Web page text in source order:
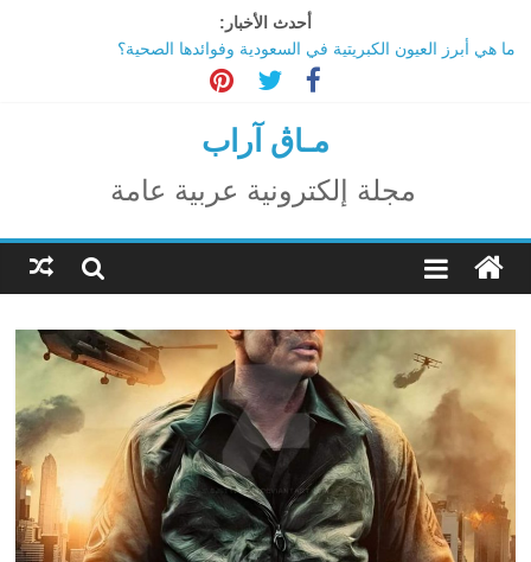
أحدث الأخبار:
ما هي أبرز العيون الكبريتية في السعودية وفوائدها الصحية؟
تاثير تقنية الميتافيرس على المجتمع
اكتشاف مدينة ضخمة تحت أهرامات الجيزة.. حقيقة أم خيال؟
ترامب: تقدم deepSeek الصينية في الذكاء الاصطناعي جرس إنذار
مـاڨ آراب
مجلة إلكترونية عربية عامة